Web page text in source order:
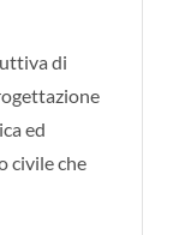
di
ed
civile che